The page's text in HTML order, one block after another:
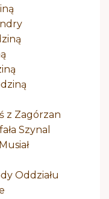
z Zagórzan
Szynal
Oddziału